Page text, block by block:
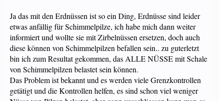
Ja das mit den Erdnüssen ist so ein Ding, Erdnüsse sind leider
etwas anfällig für Schimmelpilze, ich habe mich dann weiter
informiert und wollte sie mit Zirbelnüssen ersetzen, doch auch
diese können von Schimmelpilzen befallen sein.. zu guterletzt
bin ich zum Resultat gekommen, das ALLE NÜSSE mit Schale
von Schimmelpilzen belastet sein können.
Das Problem ist bekannt und es werden viele Grenzkontrollen
getätigt und die Kontrollen helfen, es sind schon viel weniger